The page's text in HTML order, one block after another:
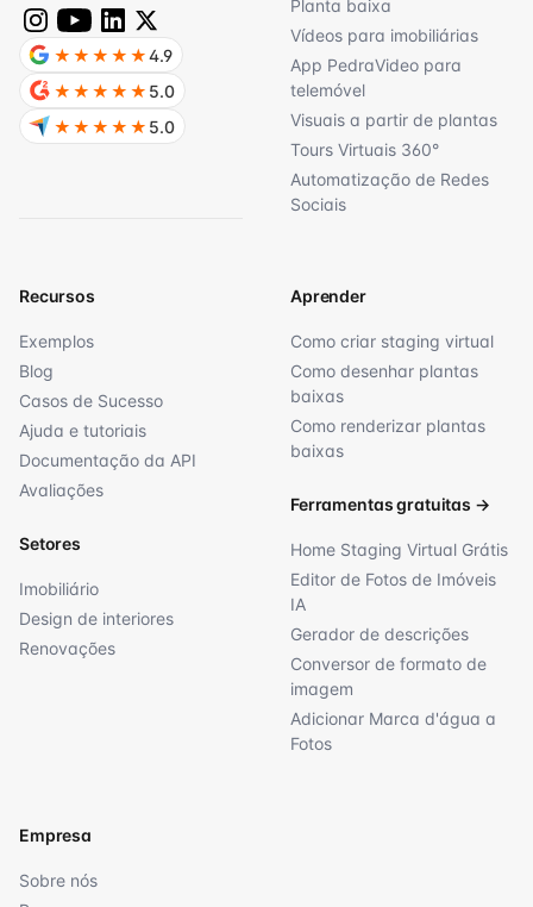
Planta baixa
Vídeos para imobiliárias
App PedraVideo para
telemóvel
Visuais a partir de plantas
Tours Virtuais 360°
Automatização de Redes
Sociais
Recursos
Exemplos
Blog
Casos de Sucesso
Ajuda e tutoriais
Documentação da API
Avaliações
Setores
Imobiliário
Design de interiores
Renovações
Aprender
Como criar staging virtual
Como desenhar plantas
baixas
Como renderizar plantas
baixas
Ferramentas gratuitas →
Home Staging Virtual Grátis
Editor de Fotos de Imóveis
IA
Gerador de descrições
Conversor de formato de
imagem
Adicionar Marca d'água a
Fotos
Empresa
Sobre nós
★★★★★4.9
★★★★★ 5.0
★★★★★ 5.0